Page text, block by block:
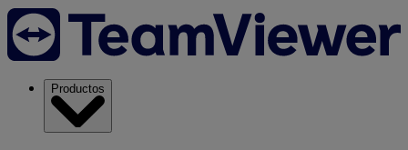
Productos